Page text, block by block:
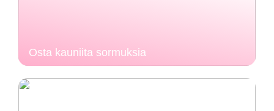
Osta kauniita sormuksia